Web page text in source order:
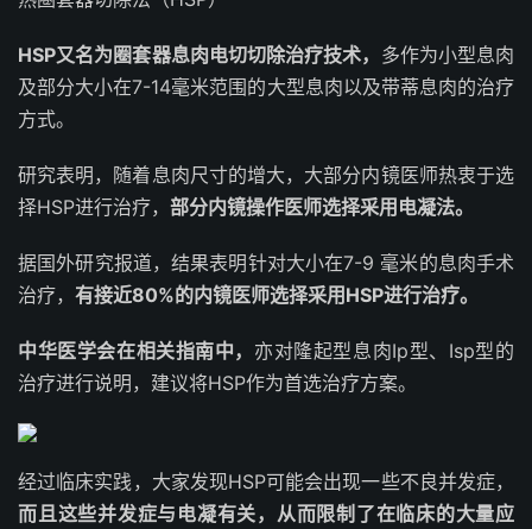
HSP又名为圈套器息肉电切切除治疗技术， 多作为小型息肉
及部分大小在7-14毫米范围的大型息肉以及带蒂息肉的治疗
方式。
研究表明，随着息肉尺寸的增大，大部分内镜医师热衷于选
择HSP进行治疗， 部分内镜操作医师选择采用电凝法。
据国外研究报道，结果表明针对大小在7-9 毫米的息肉手术
治疗， 有接近80%的内镜医师选择采用HSP进行治疗。
中华医学会在相关指南中， 亦对隆起型息肉Ip型、Isp型的
治疗进行说明，建议将HSP作为首选治疗方案。
经过临床实践，大家发现HSP可能会出现一些不良并发症，
而且这些并发症与电凝有关，从而限制了在临床的大量应